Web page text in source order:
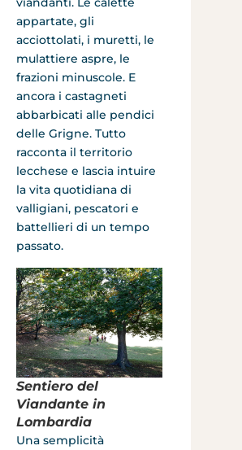
appartate, gli
acciottolati, i muretti, le
mulattiere aspre, le
frazioni minuscole. E
ancora i castagneti
abbarbicati alle pendici
delle Grigne. Tutto
racconta il territorio
lecchese e lascia intuire
la vita quotidiana di
valligiani, pescatori e
battellieri di un tempo
passato.
Sentiero del
Viandante in
Lombardia
Una semplicità